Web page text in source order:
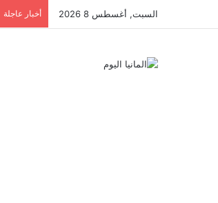
السبت, أغسطس 8 2026 أخبار عاجلة